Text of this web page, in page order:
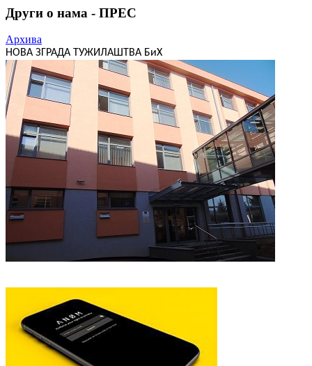
Други о нама - ПРЕС
Архива
НОВА ЗГРАДА ТУЖИЛАШТВА БиХ